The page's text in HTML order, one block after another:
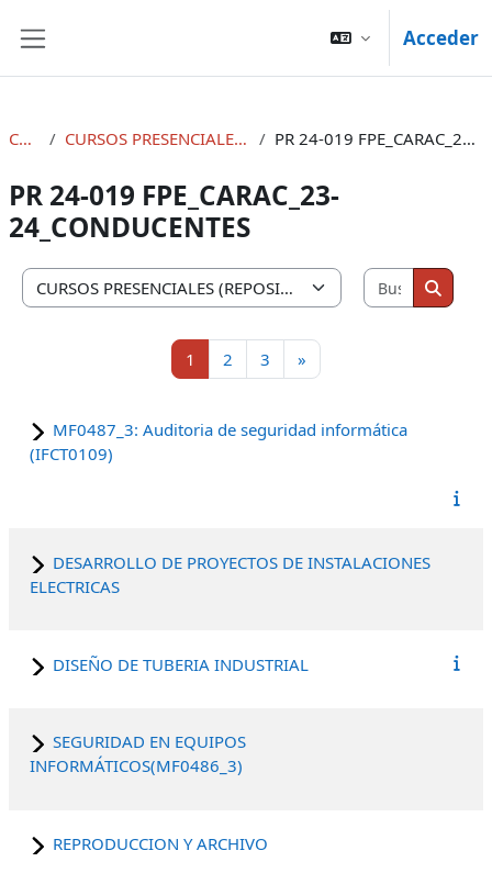
Acceder
Cursos CURSOS PRESENCIALES (REPOSITORIOS) PR 24-019 FPE_CARAC_23-24_CONDUCENTES
PR 24-019 FPE_CARAC_23-
24_CONDUCENTES
Categorías
Buscar
1 Página 1
2 Página 2
3 Página 3
»
MF0487_3: Auditoria de seguridad informática
(IFCT0109)
DESARROLLO DE PROYECTOS DE INSTALACIONES
ELECTRICAS
DISEÑO DE TUBERIA INDUSTRIAL
SEGURIDAD EN EQUIPOS
INFORMÁTICOS(MF0486_3)
REPRODUCCION Y ARCHIVO